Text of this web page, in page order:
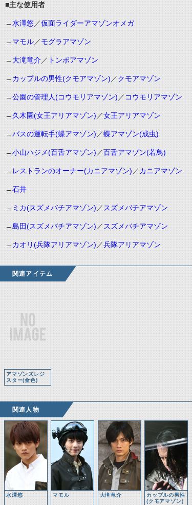
■主な使用者
→水澤悠／仮面ライダーアマゾンオメガ
→ マモル／モグラアマゾン
→ 大滝竜介／ トンボアマゾン
→ カップルの男性(クモアマゾン) ／クモアマゾン
→公園の管理人(コウモリアマゾン) ／ コウモリアマゾン
→ 久木園(女王アリアマゾン) ／女王アリアマゾン
→バスの運転手(蝶アマゾン) ／蝶アマゾン(成虫)
→小山ハジメ(百舌アマゾン) ／百舌アマゾン(若鳥)
→ レストランのオーナー(カニアマゾン) ／カニアマゾン
→石井
→ ミカ(スズメバチアマゾン) ／ スズメバチアマゾン
→島田(スズメバチアマゾン) ／ スズメバチアマゾン
→ カオリ(兵隊アリアマゾン) ／兵隊アリアマゾン
関連アイテム
アマゾンズレジ
スター(金色)
関連人物
水澤悠 マモル 大滝竜介
カップルの男性
(クモアマゾン)